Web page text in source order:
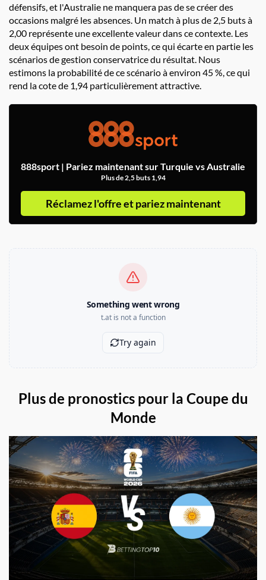
défensifs, et l'Australie ne manquera pas de se créer des
occasions malgré les absences. Un match à plus de 2,5 buts à
2,00 représente une excellente valeur dans ce contexte. Les
deux équipes ont besoin de points, ce qui écarte en partie les
scénarios de gestion conservatrice du résultat. Nous
estimons la probabilité de ce scénario à environ 45 %, ce qui
rend la cote de 1,94 particulièrement attractive.
888sport | Pariez maintenant sur Turquie vs Australie
Plus de 2,5 buts 1,94
Réclamez l'offre et pariez maintenant
Plus de pronostics pour la Coupe du
Monde